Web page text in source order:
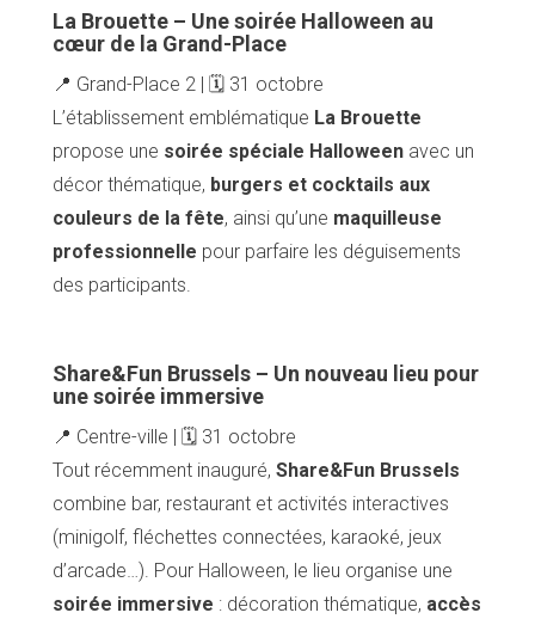
La Brouette – Une soirée Halloween au
cœur de la Grand-Place
📍 Grand-Place 2 | 🗓️ 31 octobre
L’établissement emblématique La Brouette
propose une soirée spéciale Halloween avec un
décor thématique, burgers et cocktails aux
couleurs de la fête, ainsi qu’une maquilleuse
professionnelle pour parfaire les déguisements
des participants.
Share&Fun Brussels – Un nouveau lieu pour
une soirée immersive
📍 Centre-ville | 🗓️ 31 octobre
Tout récemment inauguré,Share&Fun Brussels
combine bar, restaurant et activités interactives
(minigolf, fléchettes connectées, karaoké, jeux
d’arcade…). Pour Halloween, le lieu organise une
soirée immersive : décoration thématique, accès